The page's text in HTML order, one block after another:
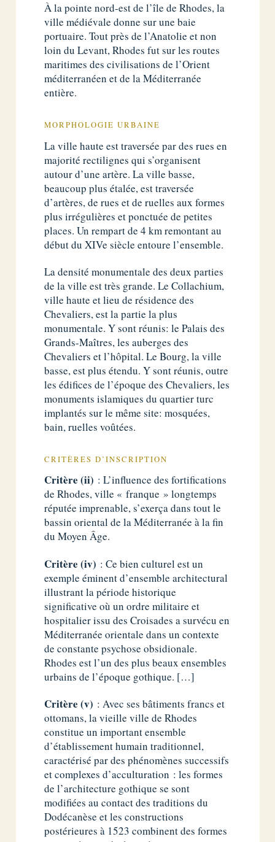
À la pointe nord-est de l’île de Rhodes, la
ville médiévale donne sur une baie
portuaire. Tout près de l’Anatolie et non
loin du Levant, Rhodes fut sur les routes
maritimes des civilisations de l’Orient
méditerranéen et de la Méditerranée
entière.
MORPHOLOGIE URBAINE
La ville haute est traversée par des rues en
majorité rectilignes qui s’organisent
autour d’une artère. La ville basse,
beaucoup plus étalée, est traversée
d’artères, de rues et de ruelles aux formes
plus irrégulières et ponctuée de petites
places. Un rempart de 4 km remontant au
début du XIVe siècle entoure l’ensemble.
La densité monumentale des deux parties
de la ville est très grande. Le Collachium,
ville haute et lieu de résidence des
Chevaliers, est la partie la plus
monumentale. Y sont réunis: le Palais des
Grands-Maîtres, les auberges des
Chevaliers et l’hôpital. Le Bourg, la ville
basse, est plus étendu. Y sont réunis, outre
les édifices de l’époque des Chevaliers, les
monuments islamiques du quartier turc
implantés sur le même site: mosquées,
bain, ruelles voûtées.
CRITÈRES D’INSCRIPTION
Critère (ii) : L’influence des fortifications
de Rhodes, ville « franque » longtemps
réputée imprenable, s’exerça dans tout le
bassin oriental de la Méditerranée à la fin
du Moyen Âge.
Critère (iv) : Ce bien culturel est un
exemple éminent d’ensemble architectural
illustrant la période historique
significative où un ordre militaire et
hospitalier issu des Croisades a survécu en
Méditerranée orientale dans un contexte
de constante psychose obsidionale.
Rhodes est l’un des plus beaux ensembles
urbains de l’époque gothique. […]
Critère (v) : Avec ses bâtiments francs et
ottomans, la vieille ville de Rhodes
constitue un important ensemble
d’établissement humain traditionnel,
caractérisé par des phénomènes successifs
et complexes d’acculturation : les formes
de l’architecture gothique se sont
modifiées au contact des traditions du
Dodécanèse et les constructions
postérieures à 1523 combinent des formes